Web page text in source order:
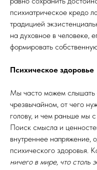
психиатрическое кредо
традицией
на духовное в человеке,
формировать
Психическое здоровье
Мы часто можем слышать
чрезвычайном, от чего
голову, и чем раньше мы
Поиск смысла и
внутреннее напряжение,
психического здоровья.
ничего в мире, что столь